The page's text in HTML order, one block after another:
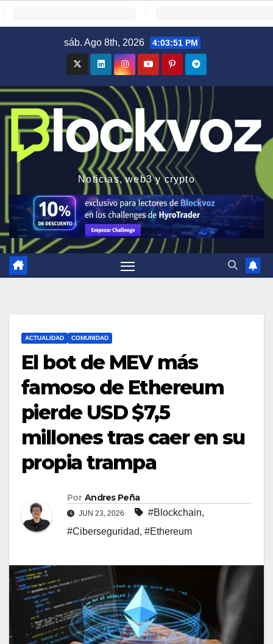
sáb. Ago 8th, 2026 4:03:52 PM
Noticias, web3 y crypto
ACTUALIDAD COMUNIDAD
El bot de MEV más
famoso de Ethereum
pierde USD $7,5
millones tras caer en su
propia trampa
Por Andres Peña
JUN 23, 2026 #Blockchain,
#Ciberseguridad, #Ethereum